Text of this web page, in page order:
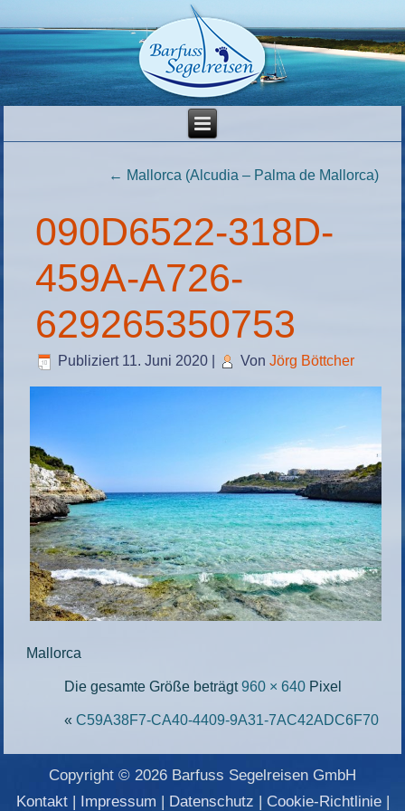
← Mallorca (Alcudia – Palma de Mallorca)
090D6522-318D-
459A-A726-
629265350753
Publiziert 11. Juni 2020 Von Jörg Böttcher
Mallorca
Die gesamte Größe beträgt960 × 640Pixel
« C59A38F7-CA40-4409-9A31-7AC42ADC6F70
Copyright © 2026 Barfuss Segelreisen GmbH
Kontakt| Impressum | Datenschutz | Cookie-Richtlinie|